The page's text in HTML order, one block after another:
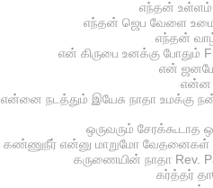
எந்தன் உள்ளம்
எந்தன் ஜெப வேளை
எந்தன்
என் கிருபை உனக்கு போதும்
என் ஜனமே
என்ன
என்னை நடத்தும் இயேசு நாதா உமக்கு
ஒருவரும் சேரக்கூடாத
கண்ணுநீர் என்னு மாறுமோ வேதனைகள்
கருணையின் நாதா Rev.
கர்த்தர்